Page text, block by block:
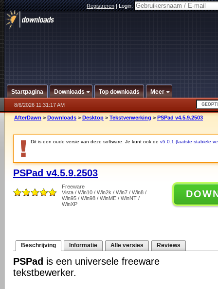
Registreren|Login:
Startpagina Downloads Top downloads Meer
8/6/2026 11:31:17 AM
AfterDawn > Downloads > Desktop > Tekstverwerking > PSPad v4.5.9.2503
Dit is een oude versie van deze software. Je kunt ook de v5.0.1 (laatste stabiele
PSPad v4.5.9.2503
Freeware
Vista / Win10 / Win2k / Win7 / Win8 /
Win95 / Win98 / WinME / WinNT /
WinXP
Beschrijving Informatie Alle versies Reviews
PSPad is een universele freeware
tekstbewerker.